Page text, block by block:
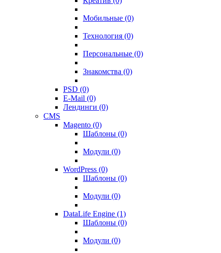
Мобильные (0)
Технология (0)
Персональные (0)
Знакомства (0)
PSD (0)
E-Mail (0)
Лендинги (0)
CMS
Magento (0)
Шаблоны (0)
Модули (0)
WordPress (0)
Шаблоны (0)
Модули (0)
DataLife Engine (1)
Шаблоны (0)
Модули (0)